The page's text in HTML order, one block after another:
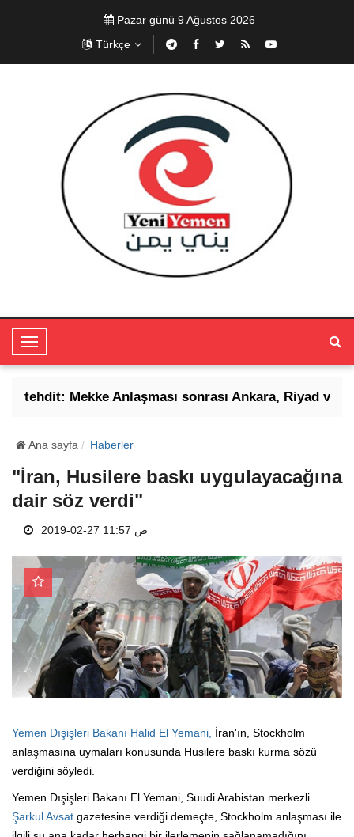
Pazar günü 9 Ağustos 2026
Türkçe
T
o
g
e
a
v
g
a
o
n
tehdit: Mekke Anlaşması sonrası Ankara, Riyad ve
Ana sayfa Haberler
"İran, Husilere baskı uygulayacağına
dair söz verdi"
2019-02-27 11:57 ص
Yemen Dışişleri Bakanı Halid El Yemani, İran'ın, Stockholm
anlaşmasına uymaları konusunda Husilere baskı kurma sözü
verdiğini söyledi.
Yemen Dışişleri Bakanı El Yemani, Suudi Arabistan merkezli
Şarkul Avsat gazetesine verdiği demeçte, Stockholm anlaşması ile